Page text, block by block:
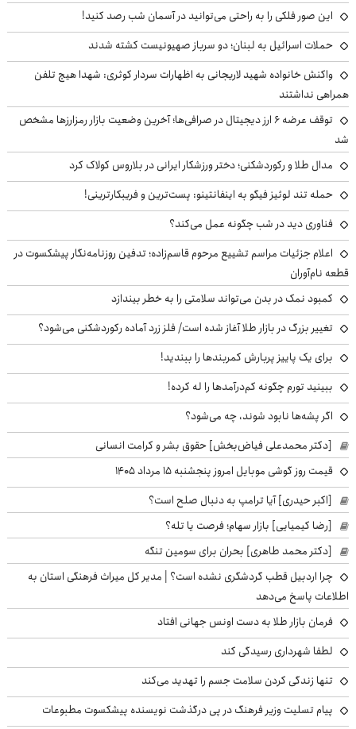
این صور فلکی را به راحتی می‌توانید در آسمان شب رصد کنید!
حملات اسرائیل به لبنان؛ دو سرباز صهیونیست کشته شدند
واکنش خانواده شهید لاریجانی به اظهارات سردار کوثری: شهدا هیچ تلفن
همراهی نداشتند
توقف عرضه ۶ ارز دیجیتال در صرافی‌ها؛ آخرین وضعیت بازار رمزارزها مشخص
شد
مدال طلا و رکوردشکنی؛ دختر ورزشکار ایرانی در بلاروس کولاک کرد
حمله تند لوئیز فیگو به اینفانتینو: پست‌ترین و فریبکارترینی!
فناوری دید در شب چگونه عمل می‌کند؟
اعلام جزئیات مراسم تشییع مرحوم قاسم‌زاده؛ تدفین روزنامه‌نگار پیشکسوت در
قطعه نام‌آوران
کمبود نمک در بدن می‌تواند سلامتی را به خطر بیندازد
تغییر بزرگ در بازار طلا آغاز شده است/ فلز زرد آماده رکوردشکنی می‌شود؟
برای یک پاییز پربارش کمربندها را ببندید!
ببینید تورم چگونه کم‌درآمدها را له کرده!
اگر پشه‌ها نابود شوند، چه می‌شود؟
[دکتر محمدعلی فیاض‌بخش] حقوق بشر و کرامت انسانی
قیمت روز گوشی موبایل امروز پنجشنبه ۱۵ مرداد ۱۴۰۵
[اکبر حیدری] آیا ترامپ به دنبال صلح است؟
[رضا کیمیایی] بازار سهام؛ فرصت یا تله؟
[دکتر محمد طاهری] بحران برای سومین تنگه
چرا اردبیل قطب گردشگری نشده است؟ | مدیر کل میراث فرهنگی استان به
اطلاعات پاسخ می‌دهد
فرمان بازار طلا به دست اونس جهانی افتاد
لطفا شهرداری رسیدگی کند
تنها زندگی کردن سلامت جسم را تهدید می‌کند
پیام تسلیت وزیر فرهنگ در پی درگذشت نویسنده پیشکسوت مطبوعات